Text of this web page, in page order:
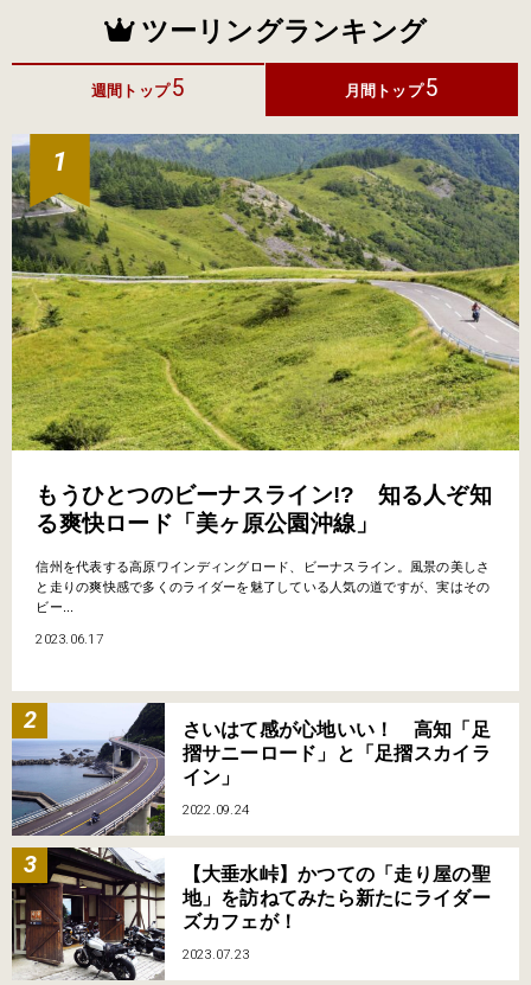
ツーリングランキング
週間トップ5 月間トップ 5
もうひとつのビーナスライン!? 知る人ぞ知
る爽快ロード「美ヶ原公園沖線」
信州を代表する高原ワインディングロード、ビーナスライン。風景の美しさ
と走りの爽快感で多くのライダーを魅了している人気の道ですが、実はその
ビー...
2023.06.17
さいはて感が心地いい！ 高知「足
摺サニーロード」と「足摺スカイラ
イン」
2022.09.24
【大垂水峠】かつての「走り屋の聖
地」を訪ねてみたら新たにライダー
ズカフェが！
2023.07.23